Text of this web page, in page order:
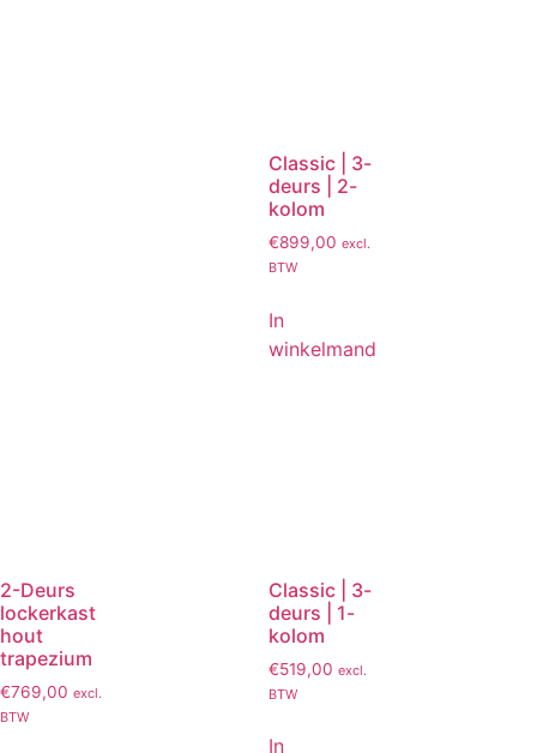
Classic | 3-
deurs | 2-
kolom
€899,00 excl.
BTW
In
winkelmand
2-Deurs
lockerkast
hout
trapezium
€769,00 excl.
BTW
Classic | 3-
deurs | 1-
kolom
€519,00 excl.
BTW
In